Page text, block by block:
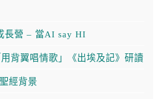
長營 – 當AI say HI
背翼唱情歌」《出埃及記》研讀
經背景